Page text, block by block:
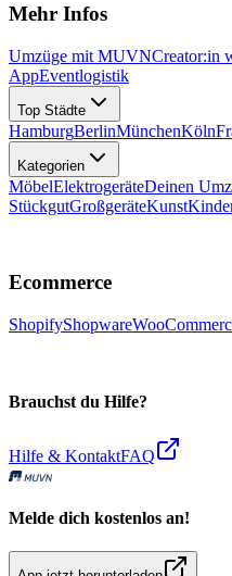
Mehr Infos
Umzüge mit MUVNCreator:in
AppEventlogistik
Top Städte
HamburgBerlinMünchenKöln
Kategorien
MöbelElektrogeräteDeinen
StückgutGroßgeräteKunst
Ecommerce
ShopifyShopware
Brauchst du Hilfe?
Hilfe & KontaktFAQ
Melde dich kostenlos an!